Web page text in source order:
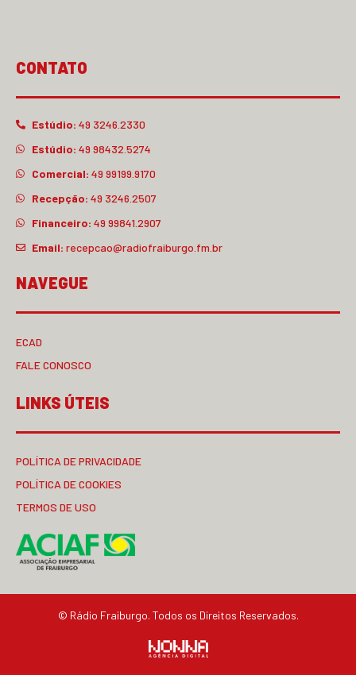
CONTATO
Estúdio: 49 3246.2330
Estúdio: 49 98432.5274
Comercial: 49 99199.9170
Recepção: 49 3246.2507
Financeiro: 49 99841.2907
Email: recepcao@radiofraiburgo.fm.br
NAVEGUE
ECAD
FALE CONOSCO
LINKS ÚTEIS
POLÍTICA DE PRIVACIDADE
POLÍTICA DE COOKIES
TERMOS DE USO
© Rádio Fraiburgo. Todos os Direitos Reservados.